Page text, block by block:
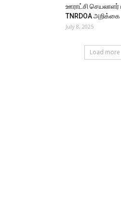
ஊராட்சி
TNRDOA அறிக்கை
July 8, 2025
Load more